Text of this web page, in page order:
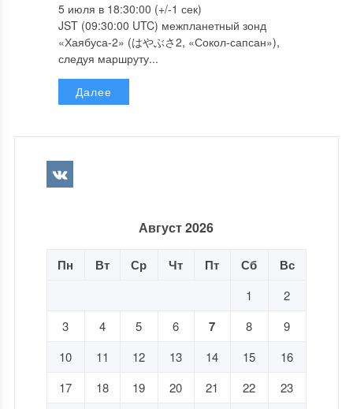
5 июля в 18:30:00 (+/-1 сек)
JST (09:30:00 UTC) межпланетный зонд
«Хаябуса-2» (はやぶさ2, «Сокол-сапсан»),
следуя маршруту...
Далее
Август 2026
Пн Вт Ср Чт Пт Сб Вс
1
2
3
4 5 6 7 8
9
10
11 12 13 14 15
16
17
18 19 20 21 22
23